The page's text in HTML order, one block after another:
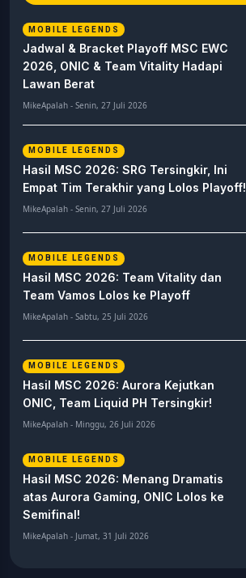
MOBILE LEGENDS
Jadwal & Bracket Playoff MSC EWC
2026, ONIC & Team Vitality Hadapi
Lawan Berat
MikeApalah - Senin, 27 Juli 2026
MOBILE LEGENDS
Hasil MSC 2026: SRG Tersingkir, Ini
Empat Tim Terakhir yang Lolos Playoff!
MikeApalah - Senin, 27 Juli 2026
MOBILE LEGENDS
Hasil MSC 2026: Team Vitality dan
Team Vamos Lolos ke Playoff
MikeApalah - Sabtu, 25 Juli 2026
MOBILE LEGENDS
Hasil MSC 2026: Aurora Kejutkan
ONIC, Team Liquid PH Tersingkir!
MikeApalah - Minggu, 26 Juli 2026
MOBILE LEGENDS
Hasil MSC 2026: Menang Dramatis
atas Aurora Gaming, ONIC Lolos ke
Semifinal!
MikeApalah - Jumat, 31 Juli 2026